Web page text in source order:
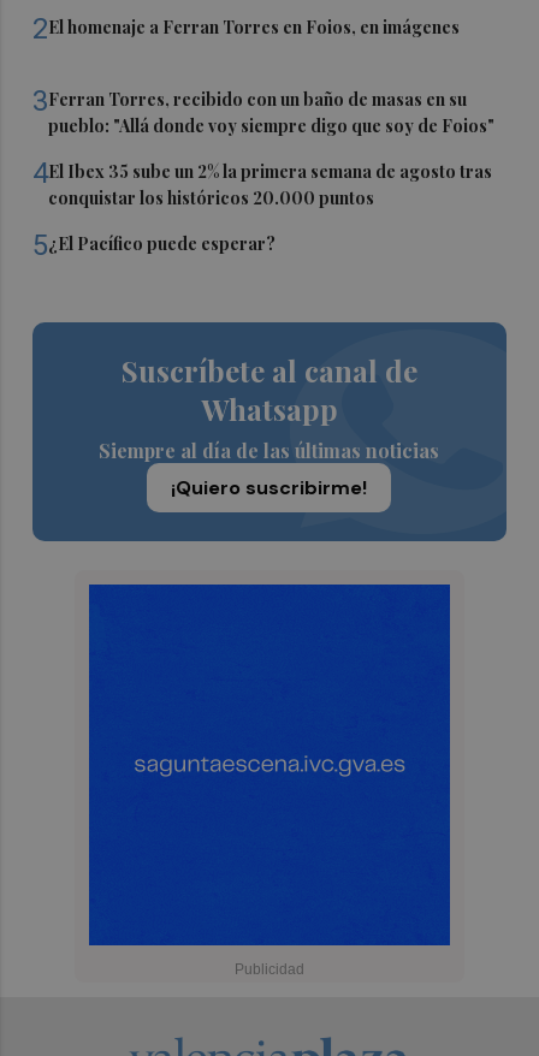
2El homenaje a Ferran Torres en Foios, en imágenes
3Ferran Torres, recibido con un baño de masas en su
pueblo: "Allá donde voy siempre digo que soy de Foios"
4El Ibex 35 sube un 2% la primera semana de agosto tras
conquistar los históricos 20.000 puntos
5¿El Pacífico puede esperar?
Suscríbete al canal de
Whatsapp
Siempre al día de las últimas noticias
¡Quiero suscribirme!